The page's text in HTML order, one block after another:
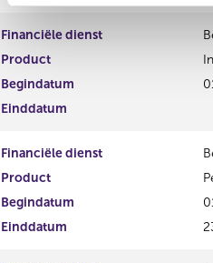
Financiële dienst
Product
Begindatum
Einddatum
Financiële dienst
Product
Begindatum
Einddatum